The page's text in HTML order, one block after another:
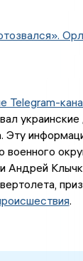
Telegram-
Эту
Андрей
.